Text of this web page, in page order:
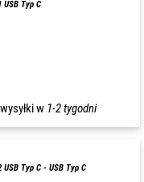
USB Typ C
w 1-2 tygodni
USB Typ C - USB Typ C